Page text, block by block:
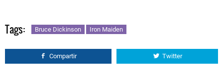
Tags: Bruce Dickinson Iron Maiden
Compartir Twitter